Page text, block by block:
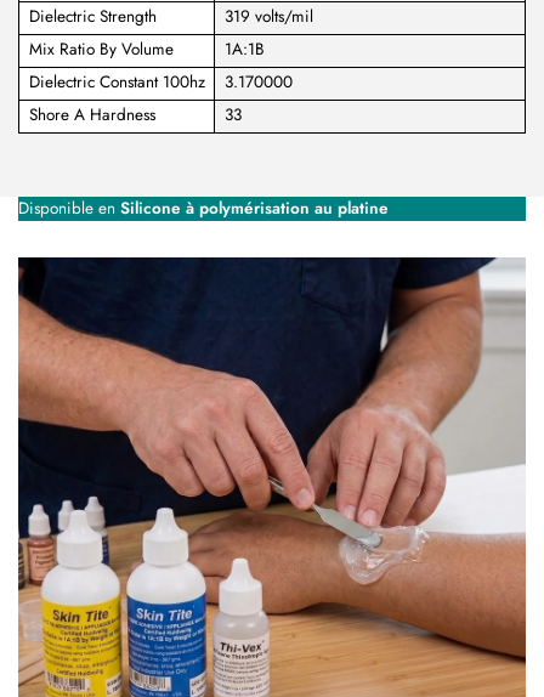
Dielectric Strength
319 volts/mil
Mix Ratio By Volume
1A:1B
Dielectric Constant 100hz
3.170000
Shore A Hardness
33
Disponible en Silicone à polymérisation au platine